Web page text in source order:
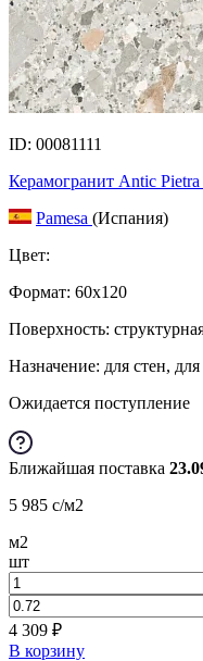
ID: 00081111
Керамогранит Antic
Pamesa (Испания)
Цвет:
Формат: 60x120
Поверхность:
Назначение: для стен,
Ожидается поступление
Ближайшая поставка
5 985 c/м2
м2
шт
4 309 ₽
В корзину